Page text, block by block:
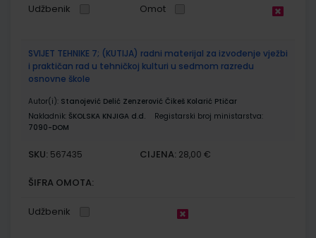
Udžbenik Omot
SVIJET TEHNIKE 7; (KUTIJA) radni materijal za izvođenje vježbi
i praktičan rad u tehničkoj kulturi u sedmom razredu
osnovne škole
Autor(i): Stanojević Delić Zenzerović Čikeš Kolarić Ptičar
Nakladnik: ŠKOLSKA KNJIGA d.d.
Registarski broj ministarstva:
7090-DOM
SKU: 567435 CIJENA: 28,00 €
ŠIFRA OMOTA:
Udžbenik